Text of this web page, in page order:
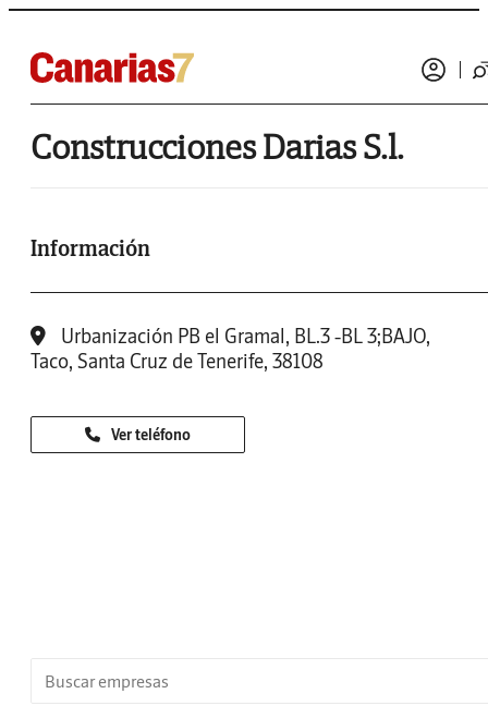
Construcciones Darias S.l.
Información
Urbanización PB el Gramal, BL.3 -BL 3;BAJO,
Taco, Santa Cruz de Tenerife, 38108
Ver teléfono